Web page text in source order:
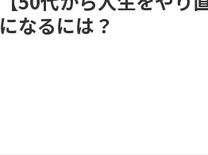
になるには？